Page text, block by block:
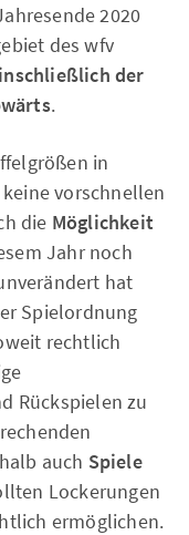
2020
des wfv
der
.
in
vorschnellen
die Möglichkeit
Jahr noch
hat
Spielordnung
rechtlich
Rückspielen zu
auch Spiele
Lockerungen
ermöglichen.